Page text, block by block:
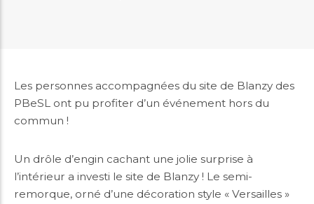
Les personnes accompagnées du site de Blanzy des
PBeSL ont pu profiter d’un événement hors du
commun !
Un drôle d’engin cachant une jolie surprise à
l’intérieur a investi le site de Blanzy ! Le semi-
remorque, orné d’une décoration style « Versailles »